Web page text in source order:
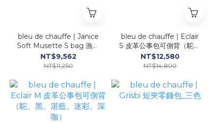
bleu de chauffe | Janice
Soft Musette S bag 漁夫
斜背包 (綠、駝、黑、酒紅)
NT$9,562
NT$11,250
bleu de chauffe | Eclair
S 皮革公事包可側背（駝、
黑、深棕）
NT$12,580
NT$14,800